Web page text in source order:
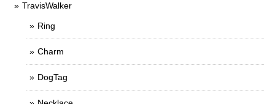
TravisWalker
Ring
Charm
DogTag